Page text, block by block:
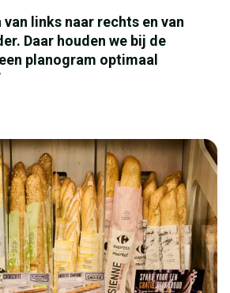
van links naar rechts en van
Daar houden we bij de
planogram optimaal